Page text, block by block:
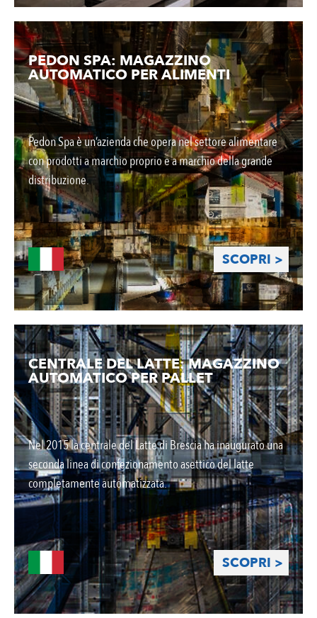
PEDON SPA: MAGAZZINO
AUTOMATICO PER ALIMENTI
Pedon Spa è un’azienda che opera nel settore alimentare
con prodotti a marchio proprio e a marchio della grande
distribuzione.
SCOPRI >
CENTRALE DEL LATTE: MAGAZZINO
AUTOMATICO PER PALLET
Nel 2015 la centrale del Latte di Brescia ha inaugurato una
seconda linea di confezionamento asettico del latte
completamente automatizzata.
SCOPRI >